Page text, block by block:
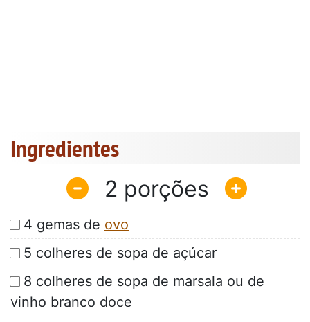
Ingredientes
2
4 gemas de ovo
5 colheres de sopa de açúcar
8 colheres de sopa de marsala ou de
vinho branco doce